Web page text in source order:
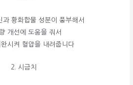
과 황화합물 성분이 풍부해서
개선에 도움을 줘서
시켜 혈압을 내려줍니다
2. 시금치